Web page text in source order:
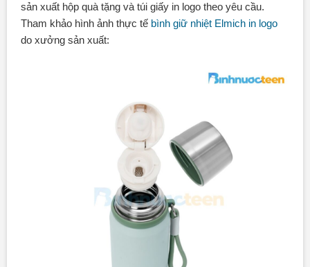
sản xuất hộp quà tặng và túi giấy in logo theo yêu cầu.
Tham khảo hình ảnh thực tế bình giữ nhiệt Elmich in logo
do xưởng sản xuất: